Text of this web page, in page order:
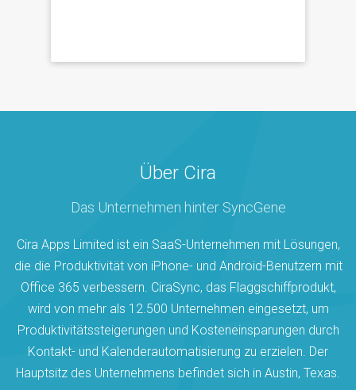
Über Cira
Das Unternehmen hinter SyncGene
Cira Apps Limited ist ein SaaS-Unternehmen mit Lösungen,
die die Produktivität von iPhone- und Android-Benutzern mit
Office 365 verbessern. CiraSync, das Flaggschiffprodukt,
wird von mehr als 12.500 Unternehmen eingesetzt, um
Produktivitätssteigerungen und Kosteneinsparungen durch
Kontakt- und Kalenderautomatisierung zu erzielen. Der
Hauptsitz des Unternehmens befindet sich in Austin, Texas.